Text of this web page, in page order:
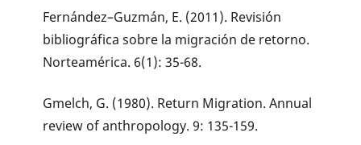
Fernández–Guzmán, E. (2011). Revisión
bibliográfica sobre la migración de retorno.
Norteamérica. 6(1): 35-68.
Gmelch, G. (1980). Return Migration. Annual
review of anthropology. 9: 135-159.